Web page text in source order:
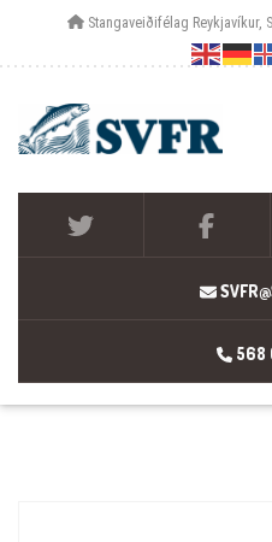
Stangaveiðifélag Reykjavíkur,
568